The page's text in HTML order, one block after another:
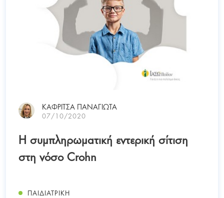
ΚΑΦΡΙΤΣΑ ΠΑΝΑΓΙΩΤΑ
07/10/2020
Η συμπληρωματική εντερική σίτιση
στη νόσο Crohn
ΠΑΙΔΙΑΤΡΙΚΗ